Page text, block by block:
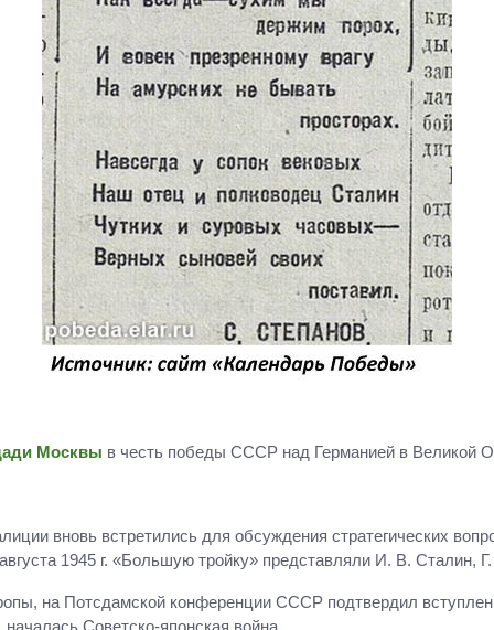
Москвы в честь победы СССР над Германией в Великой
вновь встретились для обсуждения стратегических
1945 г. «Большую тройку» представляли И. В. Сталин,
на Потсдамской конференции СССР подтвердил